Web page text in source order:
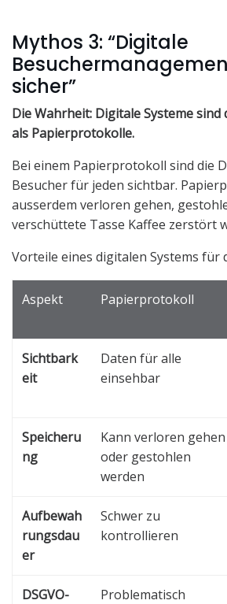
Mythos 3: “Digitale
sicher”
Die Wahrheit: Digitale Systeme
als Papierprotokolle.
Bei einem Papierprotokoll sind die
Besucher für jeden sichtbar.
ausserdem verloren gehen,
verschüttete Tasse Kaffee zerstört
Vorteile eines digitalen Systems für
Aspekt Papierprotokoll
Sichtbark
eit
Daten für alle
einsehbar
Speicheru
ng
Kann verloren gehen
oder gestohlen
werden
Aufbewah
rungsdau
er
Schwer zu
kontrollieren
DSGVO-
Problematisch